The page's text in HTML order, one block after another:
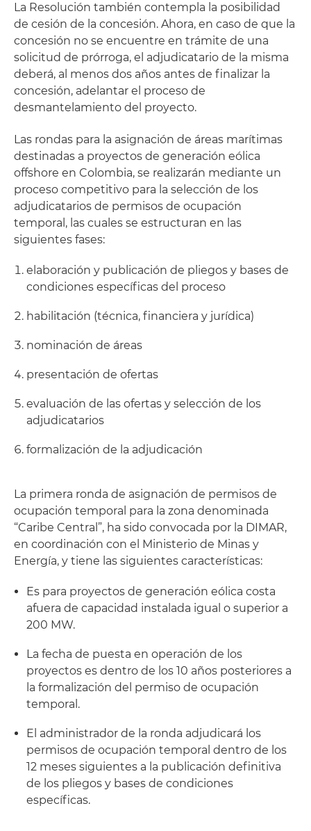
La Resolución también contempla la posibilidad
de cesión de la concesión. Ahora, en caso de que la
concesión no se encuentre en trámite de una
solicitud de prórroga, el adjudicatario de la misma
deberá, al menos dos años antes de finalizar la
concesión, adelantar el proceso de
desmantelamiento del proyecto.
Las rondas para la asignación de áreas marítimas
destinadas a proyectos de generación eólica
offshore en Colombia, se realizarán mediante un
proceso competitivo para la selección de los
adjudicatarios de permisos de ocupación
temporal, las cuales se estructuran en las
siguientes fases:
elaboración y publicación de pliegos y bases de
condiciones específicas del proceso
habilitación (técnica, financiera y jurídica)
nominación de áreas
presentación de ofertas
evaluación de las ofertas y selección de los
adjudicatarios
formalización de la adjudicación
La primera ronda de asignación de permisos de
ocupación temporal para la zona denominada
“Caribe Central”, ha sido convocada por la DIMAR,
en coordinación con el Ministerio de Minas y
Energía, y tiene las siguientes características:
Es para proyectos de generación eólica costa
afuera de capacidad instalada igual o superior a
200 MW.
La fecha de puesta en operación de los
proyectos es dentro de los 10 años posteriores a
la formalización del permiso de ocupación
temporal.
El administrador de la ronda adjudicará los
permisos de ocupación temporal dentro de los
12 meses siguientes a la publicación definitiva
de los pliegos y bases de condiciones
específicas.